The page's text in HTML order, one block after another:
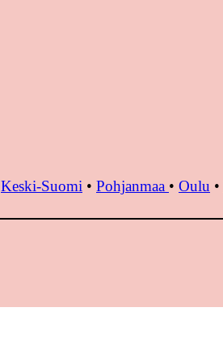
Keski-Suomi • Pohjanmaa • Oulu •